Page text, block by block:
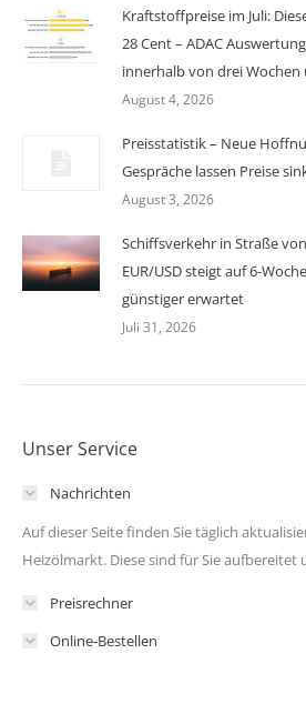
Kraftstoffpreise im Juli:
28 Cent – ADAC
innerhalb von drei Wochen
August 4, 2026
Preisstatistik – Neue
Gespräche lassen Preise
August 3, 2026
Schiffsverkehr in Straße
EUR/USD steigt auf 6-
günstiger erwartet
Juli 31, 2026
Unser Service
Nachrichten
Auf dieser Seite finden Sie täglich
Heizölmarkt. Diese sind für Sie aufbereitet
Preisrechner
Online-Bestellen